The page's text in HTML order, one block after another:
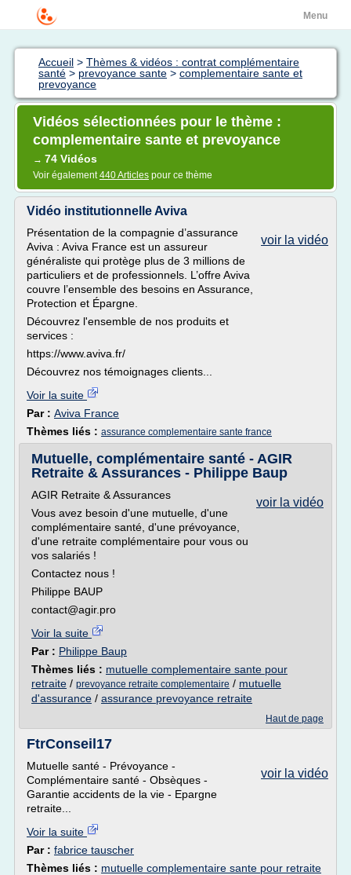
Menu
Accueil > Thèmes & vidéos : contrat complémentaire
santé > prevoyance sante > complementaire sante et
prevoyance
Vidéos sélectionnées pour le thème :
complementaire sante et prevoyance
→ 74 Vidéos
Voir également440 Articles pour ce thème
Vidéo institutionnelle Aviva
voir la vidéo
Présentation de la compagnie d’assurance
Aviva : Aviva France est un assureur
généraliste qui protège plus de 3 millions de
particuliers et de professionnels. L’offre Aviva
couvre l’ensemble des besoins en Assurance,
Protection et Épargne.
Découvrez l'ensemble de nos produits et
services :
https://www.aviva.fr/
Découvrez nos témoignages clients...
Voir la suite
Par : Aviva France
Thèmes liés : assurance complementaire sante france
Mutuelle, complémentaire santé - AGIR
Retraite & Assurances - Philippe Baup
voir la vidéo
AGIR Retraite & Assurances
Vous avez besoin d'une mutuelle, d'une
complémentaire santé, d'une prévoyance,
d'une retraite complémentaire pour vous ou
vos salariés !
Contactez nous !
Philippe BAUP
contact@agir.pro
Voir la suite
Par : Philippe Baup
Thèmes liés : mutuelle complementaire sante pour
retraite / prevoyance retraite complementaire / mutuelle
d'assurance / assurance prevoyance retraite
Haut de page
FtrConseil17
voir la vidéo
Mutuelle santé - Prévoyance -
Complémentaire santé - Obsèques -
Garantie accidents de la vie - Epargne
retraite...
Voir la suite
Par : fabrice tauscher
Thèmes liés : mutuelle complementaire sante pour retraite